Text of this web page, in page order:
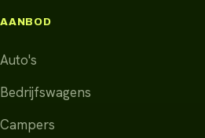
AANBOD
Auto's
Bedrijfswagens
Campers